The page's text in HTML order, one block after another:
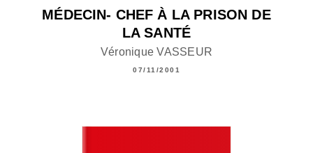
MÉDECIN- CHEF À LA PRISON DE
LA SANTÉ
Véronique VASSEUR
07/11/2001